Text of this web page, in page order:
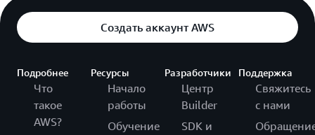
Создать аккаунт AWS
Подробнее
Что
такое
AWS?
Ресурсы
Начало
работы
Обучение
Разработчики
Центр
Builder
SDK и
Поддержка
Свяжитесь
с нами